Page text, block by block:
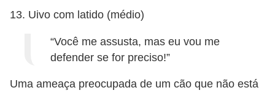
13. Uivo com latido (médio)
“Você me assusta, mas eu vou me
defender se for preciso!”
Uma ameaça preocupada de um cão que não está